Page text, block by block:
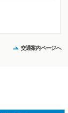
交通案内ページへ